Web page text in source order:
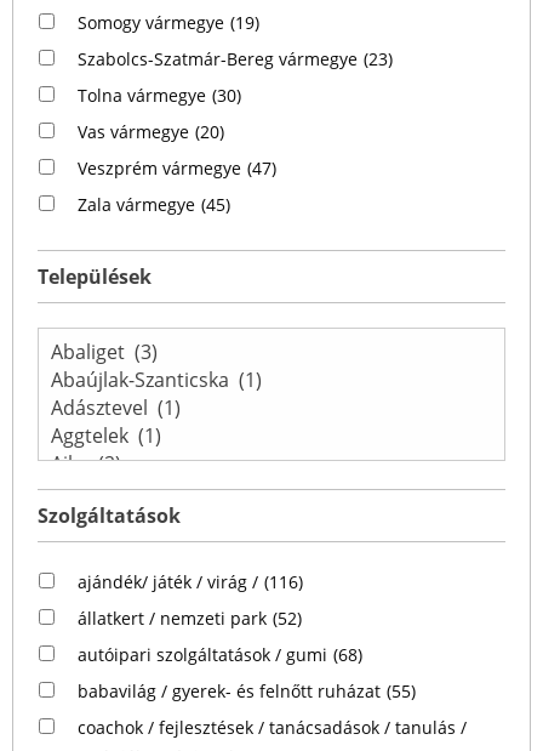
Somogy vármegye (19)
Szabolcs-Szatmár-Bereg vármegye (23)
Tolna vármegye (30)
Vas vármegye (20)
Veszprém vármegye (47)
Zala vármegye (45)
Települések
Szolgáltatások
ajándék/ játék / virág / (116)
állatkert / nemzeti park (52)
autóipari szolgáltatások / gumi (68)
babavilág / gyerek- és felnőtt ruházat (55)
coachok / fejlesztések / tanácsadások / tanulás /